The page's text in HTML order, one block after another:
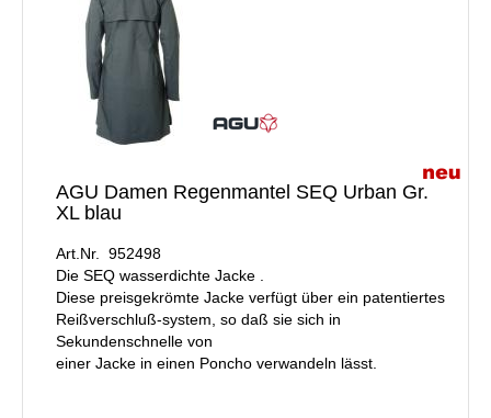
AGU Damen Regenmantel SEQ Urban Gr.
XL blau
Art.Nr. 952498
Die SEQ wasserdichte Jacke .
Diese preisgekrömte Jacke verfügt über ein patentiertes
Reißverschluß-system, so daß sie sich in
Sekundenschnelle von
einer Jacke in einen Poncho verwandeln lässt.